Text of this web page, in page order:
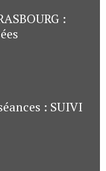
:
: SUIVI